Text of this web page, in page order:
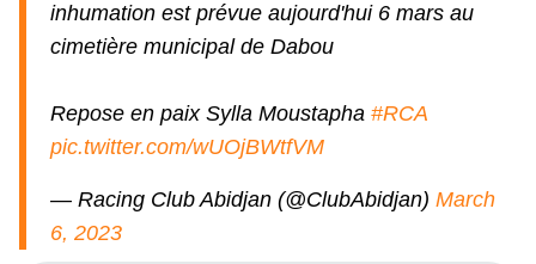
inhumation est prévue aujourd'hui 6 mars au
cimetière municipal de Dabou
Repose en paix Sylla Moustapha #RCA
pic.twitter.com/wUOjBWtfVM
— Racing Club Abidjan (@ClubAbidjan) March
6, 2023